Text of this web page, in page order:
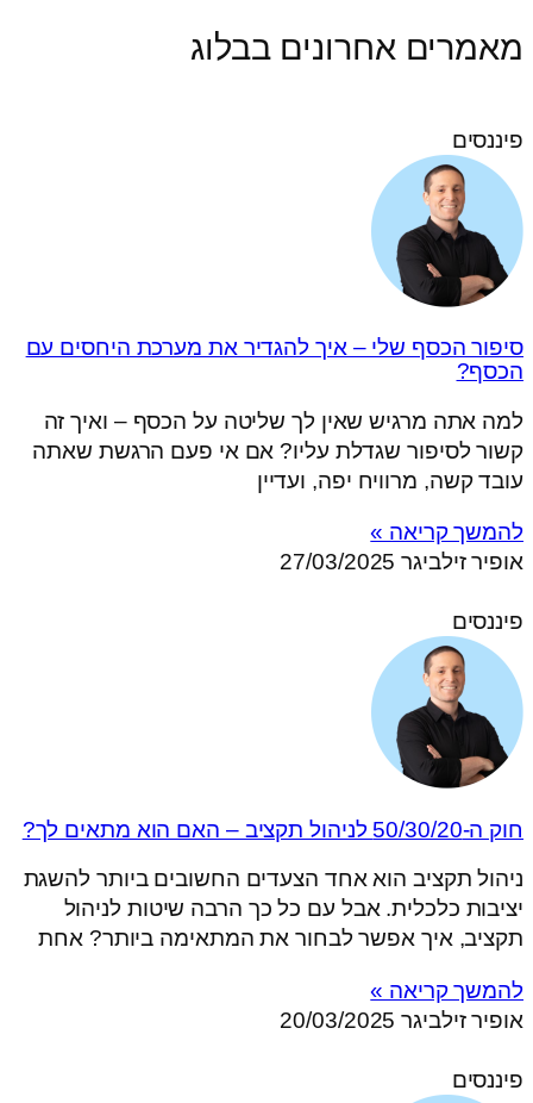
מאמרים אחרונים בבלוג
פיננסים
סיפור הכסף שלי – איך להגדיר את מערכת היחסים עם
הכסף?
למה אתה מרגיש שאין לך שליטה על הכסף – ואיך זה
קשור לסיפור שגדלת עליו? אם אי פעם הרגשת שאתה
עובד קשה, מרוויח יפה, ועדיין
להמשך קריאה »
אופיר זילביגר 27/03/2025
פיננסים
חוק ה-50/30/20 לניהול תקציב – האם הוא מתאים לך?
ניהול תקציב הוא אחד הצעדים החשובים ביותר להשגת
יציבות כלכלית. אבל עם כל כך הרבה שיטות לניהול
תקציב, איך אפשר לבחור את המתאימה ביותר? אחת
להמשך קריאה »
אופיר זילביגר 20/03/2025
פיננסים